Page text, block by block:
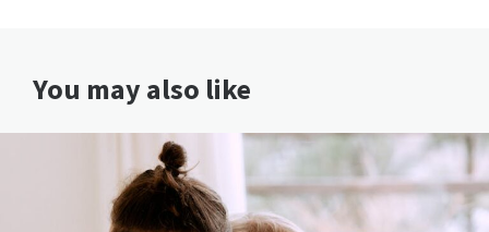
You may also like